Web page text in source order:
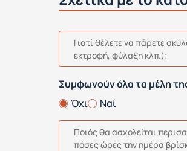
Γιατί θέλετε να πάρετε
εκτροφή, φύλαξη κλπ.);
Συμφωνούν όλα τα μέλη
Όχι
Ναί
Ποιός θα ασχολείται
πόσες ώρες την ημέρα